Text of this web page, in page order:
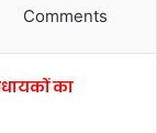
Comments
का